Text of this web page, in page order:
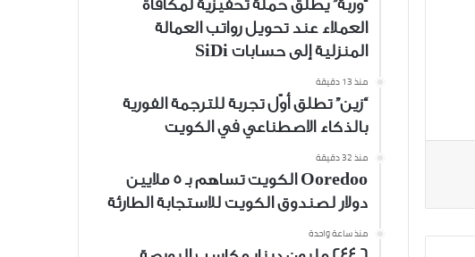
“وربة” يطلق حملة تحفيزية لمكافأة
العملاء عند تحويل رواتب العمالة
المنزلية إلى حسابات SiDi
منذ 13 دقيقة
“زين” تطلق أوّل تجربة للترجمة الفورية
بالذكاء الاصطناعي في الكويت
منذ 32 دقيقة
Ooredoo الكويت تساهم بـ 5 ملايين
دولار لصندوق الكويت للاستجابة الطارئة
منذ ساعة واحدة